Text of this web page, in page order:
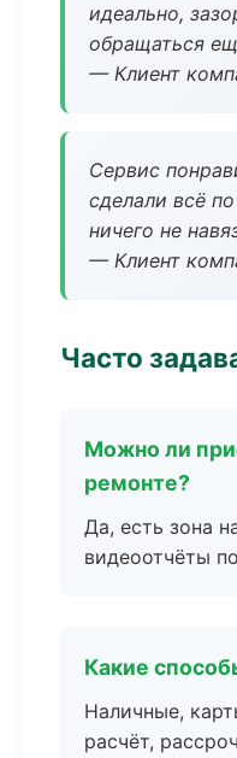
идеально,
обращаться
— Клиент
Сервис
сделали всё
ничего не
— Клиент
Часто
Можно ли
ремонте?
Да, есть зона
видеоотчёты
Какие
Наличные,
расчёт,